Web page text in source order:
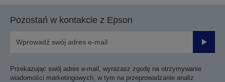
Pozostań w kontakcie z Epson
Przekazując swój adres e-mail, wyrażasz zgodę na otrzymywanie
wiadomości marketingowych, w tym na przeprowadzanie analiz